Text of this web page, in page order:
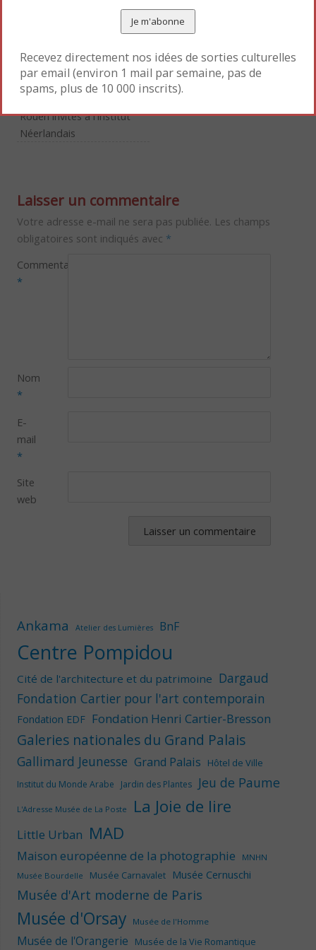
Les Beaux-Arts de
Rouen invités à l’Institut
Néerlandais
Programmation de Noël
Laisser un commentaire
Votre adresse e-mail ne sera pas publiée. Les champs
obligatoires sont indiqués avec *
Commentaire
*
Nom
*
E-
mail
*
Site
web
Ankama Atelier des Lumières BnF
Centre Pompidou
Cité de l'architecture et du patrimoine Dargaud
Fondation Cartier pour l'art contemporain
Fondation EDF Fondation Henri Cartier-Bresson
Galeries nationales du Grand Palais
Gallimard Jeunesse Grand Palais Hôtel de Ville
Institut du Monde Arabe Jardin des Plantes Jeu de Paume
L'Adresse Musée de La Poste La Joie de lire
Little Urban MAD
Maison européenne de la photographie
MNHN
Musée Bourdelle
Musée Carnavalet Musée Cernuschi
Musée d'Art moderne de Paris
Musée d'Orsay Musée de l'Homme
Musée de l'Orangerie Musée de la Vie Romantique
Recevez directement nos idées de sorties culturelles
par email (environ 1 mail par semaine, pas de
spams, plus de 10 000 inscrits).